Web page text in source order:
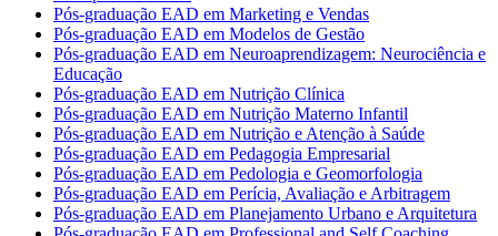
Pós-graduação EAD em Marketing e Vendas
Pós-graduação EAD em Modelos de Gestão
Pós-graduação EAD em Neuroaprendizagem: Neurociência e
Educação
Pós-graduação EAD em Nutrição Clínica
Pós-graduação EAD em Nutrição Materno Infantil
Pós-graduação EAD em Nutrição e Atenção à Saúde
Pós-graduação EAD em Pedagogia Empresarial
Pós-graduação EAD em Pedologia e Geomorfologia
Pós-graduação EAD em Perícia, Avaliação e Arbitragem
Pós-graduação EAD em Planejamento Urbano e Arquitetura